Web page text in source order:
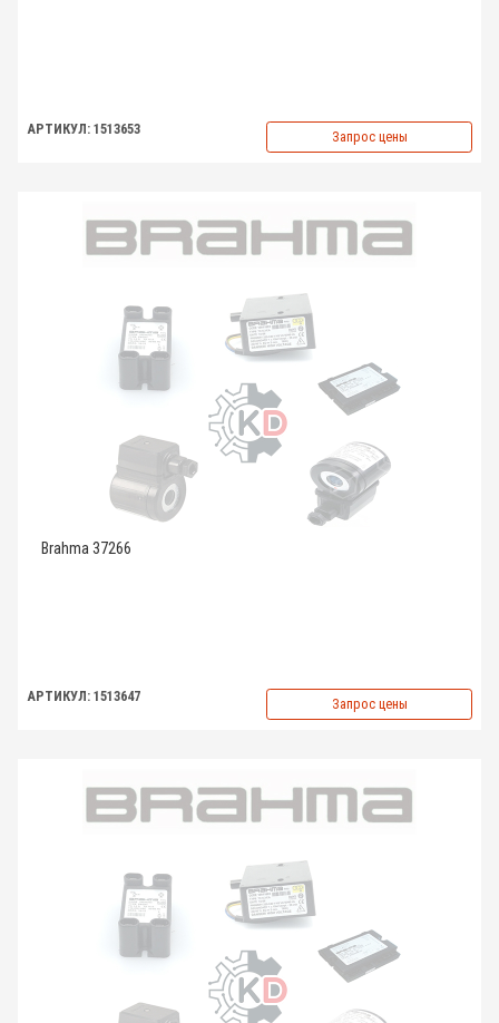
АРТИКУЛ: 1513653 Запрос цены
Brahma 37266
АРТИКУЛ: 1513647 Запрос цены